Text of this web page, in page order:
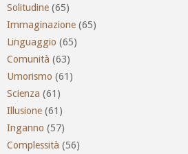
Solitudine (65)
Immaginazione (65)
Linguaggio (65)
Comunità (63)
Umorismo (61)
Scienza (61)
Illusione (61)
Inganno (57)
Complessità (56)